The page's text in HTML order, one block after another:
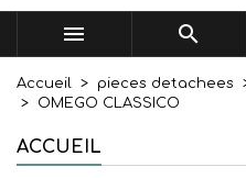
 
Accueil pieces detachees
OMEGO CLASSICO
ACCUEIL